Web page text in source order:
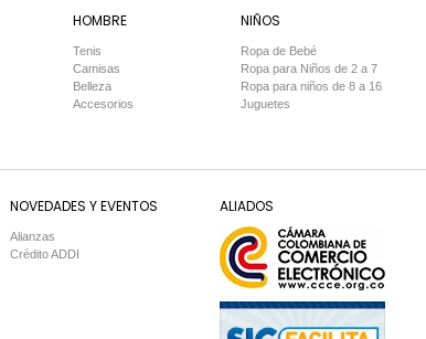
HOMBRE
Tenis
Camisas
Belleza
Accesorios
NIÑOS
Ropa de Bebé
Ropa para Niños de 2 a 7
Ropa para niños de 8 a 16
Juguetes
NOVEDADES Y EVENTOS
Alianzas
Crédito ADDI
ALIADOS